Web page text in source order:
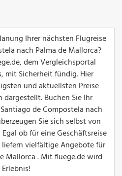
Ihrer nächsten Flugreise
nach Palma de Mallorca?
dem Vergleichsportal
mit Sicherheit fündig. Hier
und aktuellsten Preise
Buchen Sie Ihr
de Compostela nach
Sie sich selbst von
ob für eine Geschäftsreise
vielfältige Angebote für
Mallorca . Mit fluege.de wird